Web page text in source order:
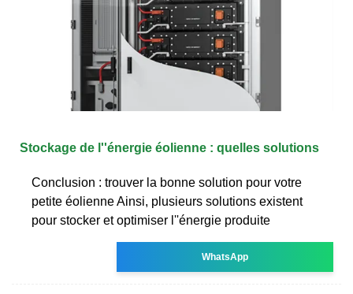
Stockage de l''énergie éolienne : quelles solutions
Conclusion : trouver la bonne solution pour votre
petite éolienne Ainsi, plusieurs solutions existent
pour stocker et optimiser l''énergie produite
WhatsApp